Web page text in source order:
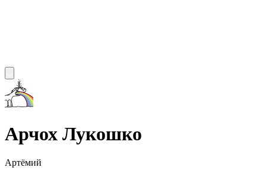
Арчох Лукошко
Артёмий